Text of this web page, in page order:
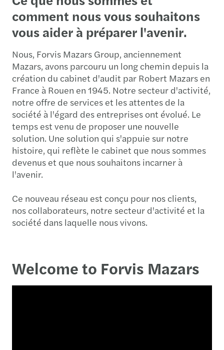
comment nous vous souhaitons
vous aider à préparer l'avenir.
Nous, Forvis Mazars Group, anciennement
Mazars, avons parcouru un long chemin depuis la
création du cabinet d'audit par Robert Mazars en
France à Rouen en 1945. Notre secteur d'activité,
notre offre de services et les attentes de la
société à l'égard des entreprises ont évolué. Le
temps est venu de proposer une nouvelle
solution. Une solution qui s'appuie sur notre
histoire, qui reflète le cabinet que nous sommes
devenus et que nous souhaitons incarner à
l'avenir.
Ce nouveau réseau est conçu pour nos clients,
nos collaborateurs, notre secteur d'activité et la
société dans laquelle nous vivons.
Welcome to Forvis Mazars